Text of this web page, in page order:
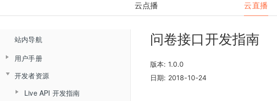
云点播 云直播
站内导航
用户手册
产品简介
云直播控制台（新版)
开发者资源
Live API 开发指南
问卷接口开发指南
版本: 1.0.0
日期: 2018-10-24